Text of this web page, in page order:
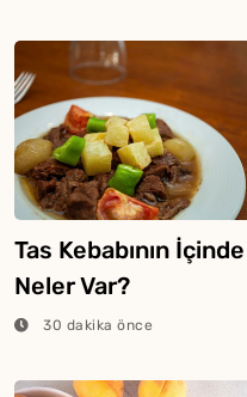
Tas Kebabının İçinde
Neler Var?
30 dakika önce